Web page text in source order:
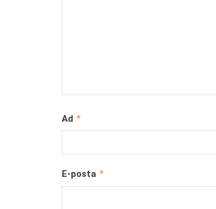
Ad *
E-posta *